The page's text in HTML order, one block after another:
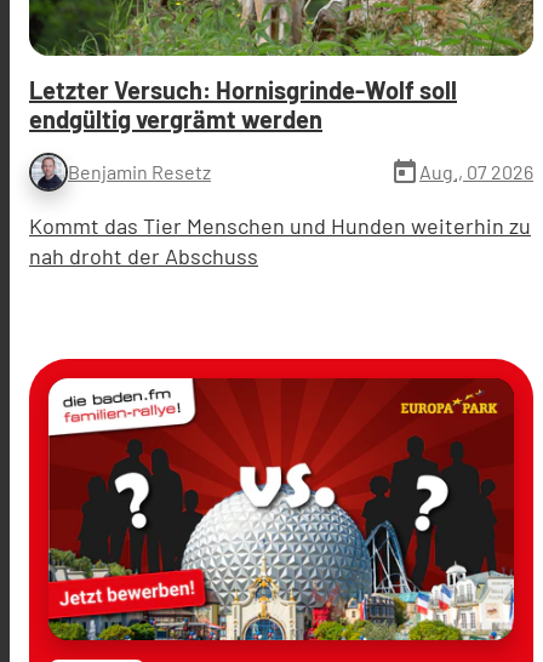
Letzter Versuch: Hornisgrinde-Wolf soll
endgültig vergrämt werden
Benjamin Resetz today Aug., 07 2026
Kommt das Tier Menschen und Hunden weiterhin zu
nah droht der Abschuss